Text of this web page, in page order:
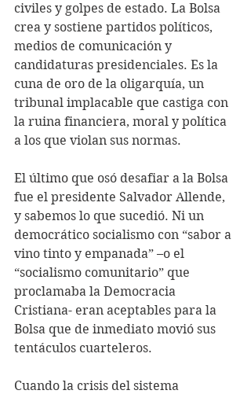
civiles y golpes de estado. La Bolsa
crea y sostiene partidos políticos,
medios de comunicación y
candidaturas presidenciales. Es la
cuna de oro de la oligarquía, un
tribunal implacable que castiga con
la ruina financiera, moral y política
a los que violan sus normas.
El último que osó desafiar a la Bolsa
fue el presidente Salvador Allende,
y sabemos lo que sucedió. Ni un
democrático socialismo con “sabor a
vino tinto y empanada” –o el
“socialismo comunitario” que
proclamaba la Democracia
Cristiana- eran aceptables para la
Bolsa que de inmediato movió sus
tentáculos cuarteleros.
Cuando la crisis del sistema